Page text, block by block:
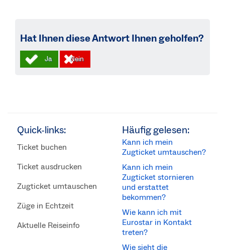
Hat Ihnen diese Antwort Ihnen geholfen?
Quick-links:
Ticket buchen
Ticket ausdrucken
Zugticket umtauschen
Züge in Echtzeit
Aktuelle Reiseinfo
Häufig gelesen:
Kann ich mein
Zugticket umtauschen?
Kann ich mein
Zugticket stornieren
und erstattet
bekommen?
Wie kann ich mit
Eurostar in Kontakt
treten?
Wie sieht die